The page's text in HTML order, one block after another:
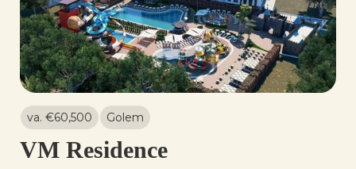
va. €60,500 Golem
VM Residence